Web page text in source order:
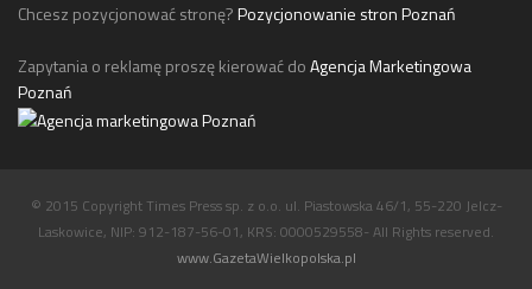
Chcesz pozycjonować stronę?Pozycjonowanie stron Poznań
Zapytania o reklamę proszę kierować doAgencja Marketingowa
Poznań
© 2015 Copyright Times Press sp. z o.o. ul. Piastowska 46/1, 55-220 Jelcz-
Laskowice, NIP: 912-187-56-01, KRS: 0000529558- All Rights reserved.
www.GazetaWielkopolska.pl